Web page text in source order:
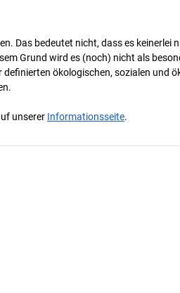
Das bedeutet nicht, dass es keinerlei
Grund wird es (noch) nicht als
ökologischen, sozialen und
unserer Informationsseite.